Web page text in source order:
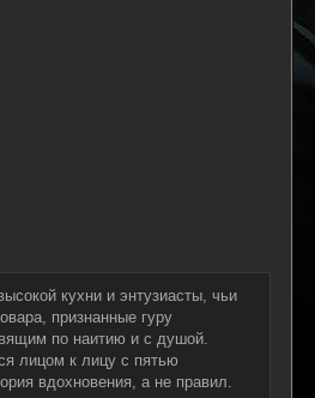
кухни и энтузиасты, чьи
признанные гуру
по наитию и с душой.
лицом к лицу с пятью
вдохновения, а не правил.